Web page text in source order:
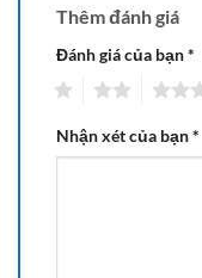
Thêm đánh giá
Đánh giá của bạn*
Nhận xét của bạn*